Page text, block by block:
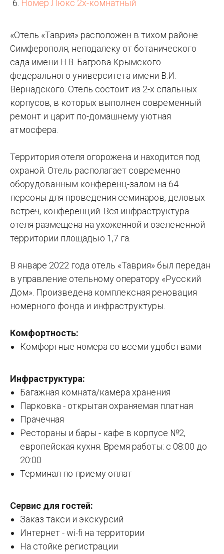
Номер Люкс 2х-комнатный
«Отель «Таврия» расположен в тихом районе
Симферополя, неподалеку от ботанического
сада имени Н.В. Багрова Крымского
федерального университета имени В.И.
Вернадского. Отель состоит из 2-х спальных
корпусов, в которых выполнен современный
ремонт и царит по-домашнему уютная
атмосфера.
Территория отеля огорожена и находится под
охраной. Отель располагает современно
оборудованным конференц-залом на 64
персоны для проведения семинаров, деловых
встреч, конференций. Вся инфраструктура
отеля размещена на ухоженной и озелененной
территории площадью 1,7 га.
В январе 2022 года отель «Таврия» был передан
в управление отельному оператору «Русский
Дом». Произведена комплексная реновация
номерного фонда и инфраструктуры.
Комфортность:
Комфортные номера со всеми удобствами
Инфраструктура:
Багажная комната/камера хранения
Парковка - открытая охраняемая платная
Прачечная
Рестораны и бары - кафе в корпусе №2,
европейская кухня. Время работы: с 08:00 до
20:00
Терминал по приему оплат
Cервис для гостей:
Заказ такси и экскурсий
Интернет - wi-fi на территории
На стойке регистрации